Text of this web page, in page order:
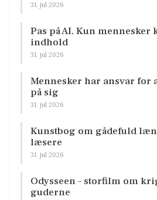
31. jul 2026
Pas på AI. Kun
indhold
31. jul 2026
Mennesker har ansvar for
på sig
31. jul 2026
Kunstbog om gådefuld
læsere
31. jul 2026
Odysseen – storfilm om
guderne